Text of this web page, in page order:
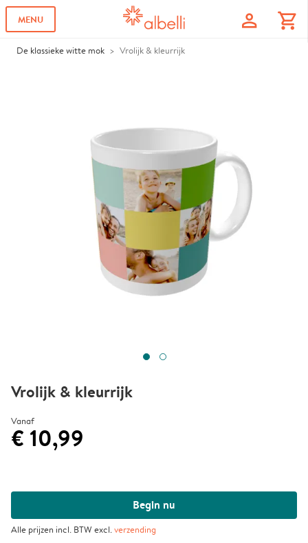
MENU profile shopping_cart
De klassieke witte mok Vrolijk & kleurrijk
Vrolijk & kleurrijk
Vanaf
€ 10,99
Begin nu
Alle prijzen incl. BTW excl.verzending